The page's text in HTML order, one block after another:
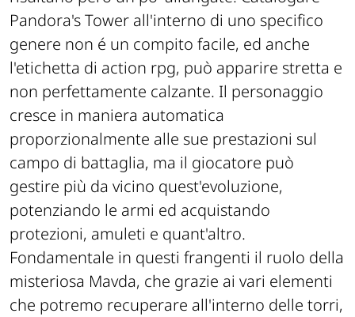
Pandora's Tower all'interno di uno specifico
genere non é un compito facile, ed anche
l'etichetta di action rpg, può apparire stretta e
non perfettamente calzante. Il personaggio
cresce in maniera automatica
proporzionalmente alle sue prestazioni sul
campo di battaglia, ma il giocatore può
gestire più da vicino quest'evoluzione,
potenziando le armi ed acquistando
protezioni, amuleti e quant'altro.
Fondamentale in questi frangenti il ruolo della
misteriosa Mavda, che grazie ai vari elementi
che potremo recuperare all'interno delle torri,